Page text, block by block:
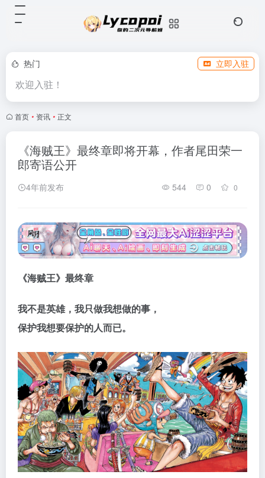
热门 立即入驻
欢迎入驻！
首页 • 资讯 • 正文
《海贼王》最终章即将开幕，作者尾田荣一
郎寄语公开
4年前发布 544 0 0
《海贼王》最终章
我不是英雄， 我只做我想做的事，
保护我想要保护的人而已。